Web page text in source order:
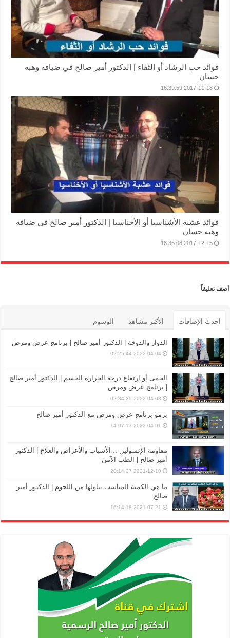
فوائد حب الرشاد أو الثفاء | الدكتور أمير صالح في ضيافة وهبه
حسان
2017-11-18 16:39:59
فوائد عشبة الأشناسيا أو الأخناسيا | الدكتور أمير صالح في ضيافة
وهبه حسان
2017-12-15 18:36:08
أضف تعليقاً
احدث الإضافات الأكثر مشاهد الوسوم
الدوار والدوخة | الدكتور أمير صالح | برنامج عرض ومرض
2022-04-04 02:25:44
الحمى أو ارتفاع درجة الحرارة الجسم | الدكتور أمير صالح
| برنامج عرض ومرض
2022-04-03 02:34:29
برمو برنامج عرض ومرض مع الدكتور أمير صالح
2022-04-01 14:07:17
مقاومة الإنسولين .. الأسباب والأعراض والعلاج | الدكتور
أمير صالح | الطب الآمن
2021-12-10 20:14:37
ما هي الكمية المناسب تناولها من اللحوم | الدكتور أمير
صالح
2021-07-21 16:14:18